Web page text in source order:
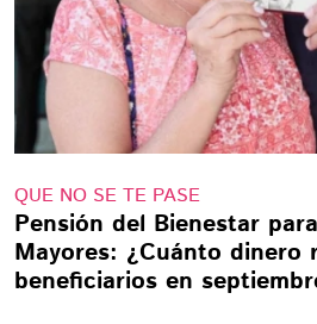
QUE NO SE TE PASE
Pensión del Bienestar
Mayores: ¿Cuánto dinero
beneficiarios en